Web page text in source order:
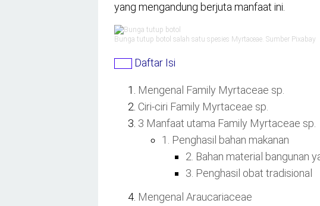
yang mengandung berjuta manfaat ini.
Bunga tutup botol salah satu spesies Myrtaceae. Sumber Pixabay
Daftar Isi
Mengenal Family Myrtaceae sp.
Ciri-ciri Family Myrtaceae sp.
3 Manfaat utama Family Myrtaceae sp.
1. Penghasil bahan makanan
2. Bahan material bangunan
3. Penghasil obat tradisional
Mengenal Araucariaceae